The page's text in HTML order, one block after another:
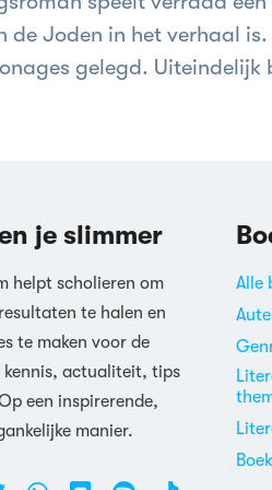
de Joden in het verhaal
gelegd. Uiteindelijk
je slimmer
helpt scholieren om
te halen en
te maken voor de
kennis, actualiteit, tips
een inspirerende,
manier.
Alle